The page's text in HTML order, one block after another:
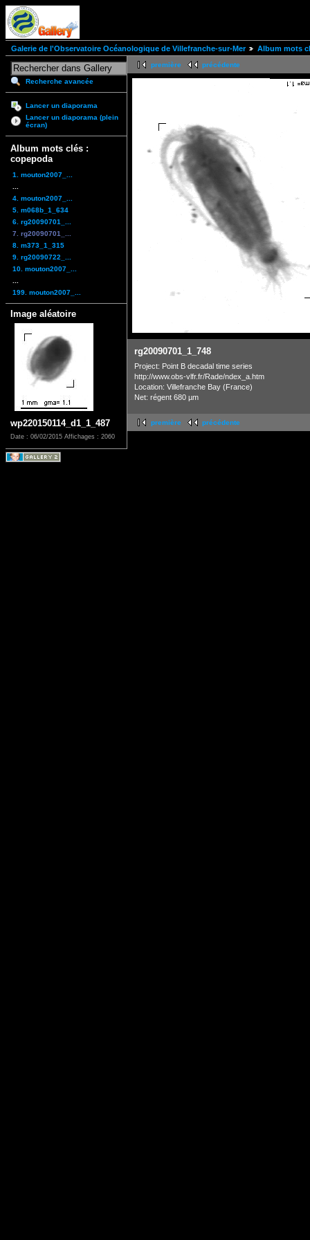
Galerie de l'Observatoire Océanologique de Villefranche-sur-Mer Album mots
Recherche avancée
Lancer un diaporama
Lancer un diaporama (plein
écran)
Album mots clés :
copepoda
1. mouton2007_...
4. mouton2007_...
5. m068b_1_634
6. rg20090701_...
7. rg20090701_...
8. m373_1_315
9. rg20090722_...
10. mouton2007_...
199. mouton2007_...
Image aléatoire
wp220150114_d1_1_487
Date : 06/02/2015 Affichages : 2060
première précédente
rg20090701_1_748
Project: Point B decadal time series
http://www.obs-vlfr.fr/Rade/ndex_a.htm
Location: Villefranche Bay (France)
Net: régent 680 µm
première précédente